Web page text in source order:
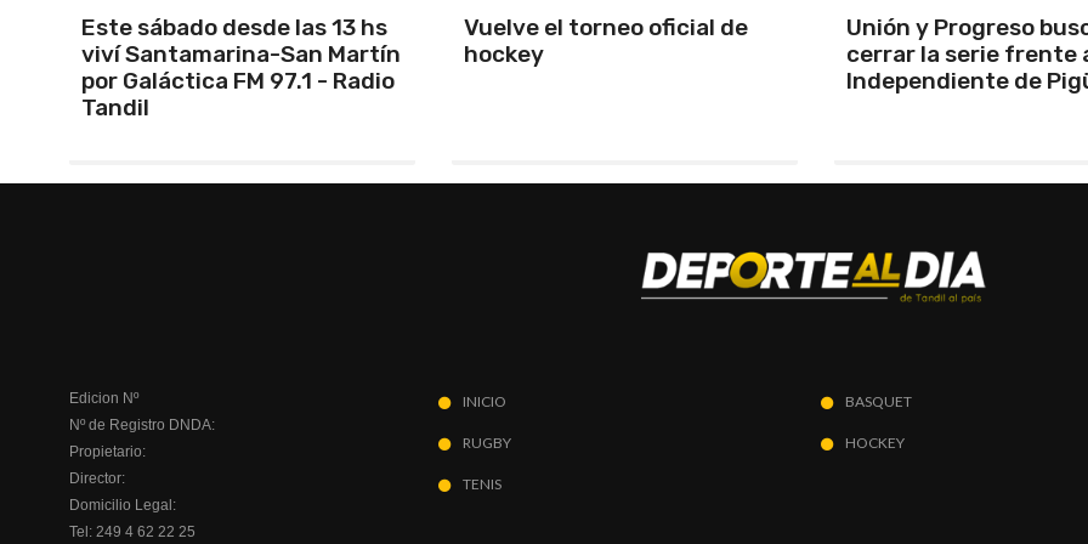
Vuelve el torneo oficial de
hockey
Unión y Progreso busca
cerrar la serie frente a
Se programó la
URD
Edicion Nº
Nº de Registro DNDA:
Propietario:
Director:
Domicilio Legal:
Tel: 249 4 62 22 25
INICIO
RUGBY
TENIS
BASQUET
HOCKEY